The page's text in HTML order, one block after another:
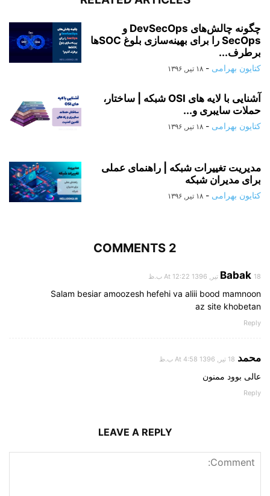
چگونه چالش‌های DevSecOps و
SecOps را برای بهینه‌سازی بلوغ SOC‌ها
برطرف...
کتایون بهرامی - ۱۸ تیر, ۱۳۹۶
آشنایی با لایه های OSI شبکه | ساختار،
حملات سایبری و...
کتایون بهرامی - ۱۸ تیر, ۱۳۹۶
مدیریت تغییرات شبکه | راهنمای عملی
برای مدیران شبکه
کتایون بهرامی - ۱۸ تیر, ۱۳۹۶
2 COMMENTS
Babak 18 تیر, 1396 At 12:22 ب.ظ
Salam besiar amoozesh hefehi va aliii bood mamnoon
az site khobetan
Reply
محمد 18 تیر, 1396 At 4:58 ب.ظ
عالی بوود ممنون
Reply
LEAVE A REPLY